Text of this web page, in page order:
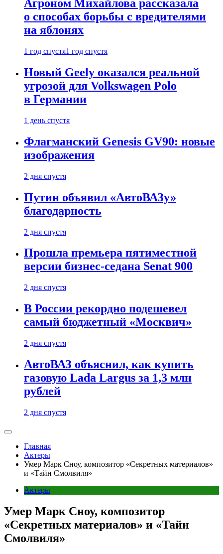
Агроном Михайлова рассказала
о способах борьбы с вредителями
на яблонях
1 год спустя1 год спустя
Новый Geely оказался реальной
угрозой для Volkswagen Polo
в Германии
1 день спустя
Флагманский Genesis GV90: новые
изображения
2 дня спустя
Путин объявил «АвтоВАЗу»
благодарность
2 дня спустя
Прошла премьера пятиместной
версии бизнес-седана Senat 900
2 дня спустя
В России рекордно подешевел
самый бюджетный «Москвич»
2 дня спустя
АвтоВАЗ объяснил, как купить
газовую Lada Largus за 1,3 млн
рублей
2 дня спустя
Главная
Актеры
Умер Марк Сноу, композитор «Секретных материалов»
и «Тайн Смолвиля»
Актеры
Умер Марк Сноу, композитор
«Секретных материалов» и «Тайн
Смолвиля»